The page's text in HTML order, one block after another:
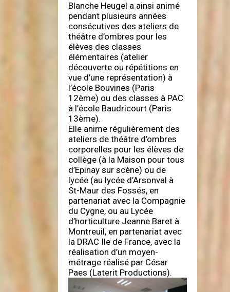
Blanche Heugel a ainsi animé
pendant plusieurs années
consécutives des ateliers de
théâtre d’ombres pour les
élèves des classes
élémentaires (atelier
découverte ou répétitions en
vue d’une représentation) à
l’école Bouvines (Paris
12ème) ou des classes à PAC
à l’école Baudricourt (Paris
13ème).
Elle anime régulièrement des
ateliers de théâtre d’ombres
corporelles pour les élèves de
collège (à la Maison pour tous
d’Epinay sur scène) ou de
lycée (au lycée d’Arsonval à
St-Maur des Fossés, en
partenariat avec la Compagnie
du Cygne, ou au Lycée
d’horticulture Jeanne Baret à
Montreuil, en partenariat avec
la DRAC Ile de France, avec la
réalisation d’un moyen-
métrage réalisé par César
Paes (Laterit Productions).